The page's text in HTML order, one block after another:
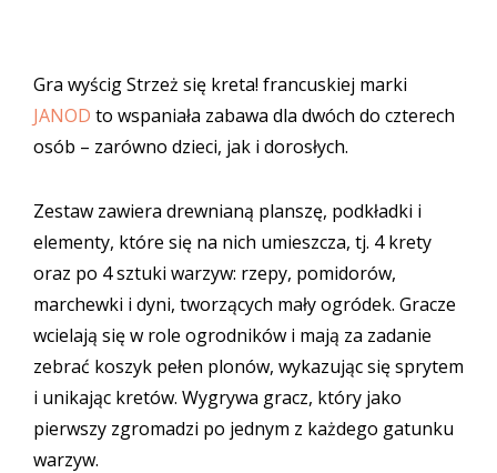
Gra wyścig Strzeż się kreta! francuskiej marki
JANOD to wspaniała zabawa dla dwóch do czterech
osób – zarówno dzieci, jak i dorosłych.
Zestaw zawiera drewnianą planszę, podkładki i
elementy, które się na nich umieszcza, tj. 4 krety
oraz po 4 sztuki warzyw: rzepy, pomidorów,
marchewki i dyni, tworzących mały ogródek. Gracze
wcielają się w role ogrodników i mają za zadanie
zebrać koszyk pełen plonów, wykazując się sprytem
i unikając kretów. Wygrywa gracz, który jako
pierwszy zgromadzi po jednym z każdego gatunku
warzyw.